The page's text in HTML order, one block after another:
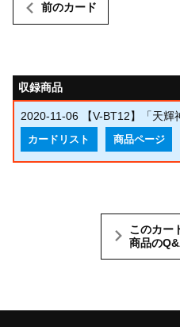
前のカード
収録商品
2020-11-06 【V-BT12】「天輝
カードリスト 商品ページ
このカー
商品の